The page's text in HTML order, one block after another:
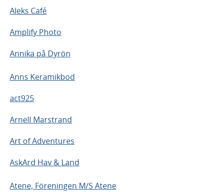
Aleks Café
Amplify Photo
Annika på Dyrön
Anns Keramikbod
act925
Arnell Marstrand
Art of Adventures
AskArd Hav & Land
Atene, Föreningen M/S Atene